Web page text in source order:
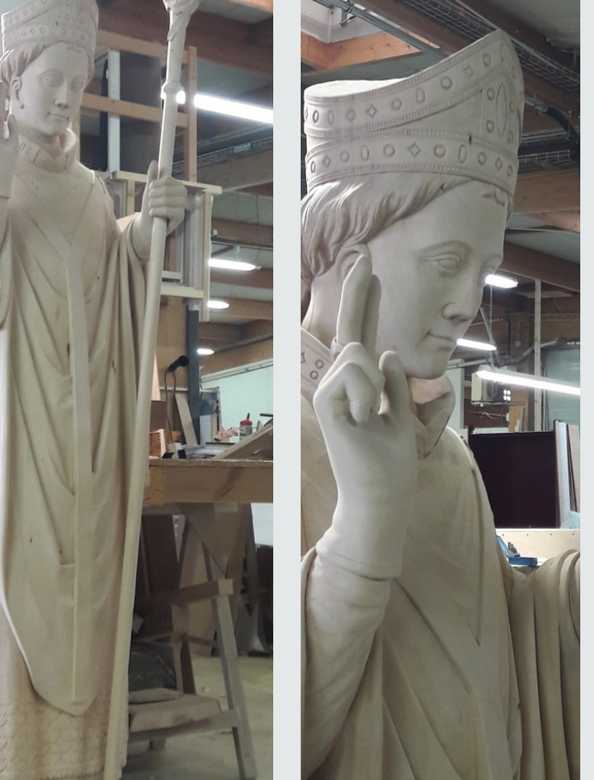
ADLC-Statue de Saint-Seurin-Bordeaux-
avant mise en peinture
ADLC-Statue de Saint-Seurin-Bordeaux-
avant mise en peinture détail 1